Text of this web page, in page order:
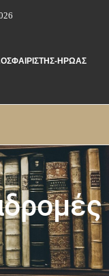
ΉΡΩΑΣ ΤΗΣ